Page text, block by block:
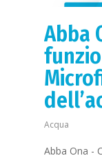
Abba
Acqua
Abba Ona -